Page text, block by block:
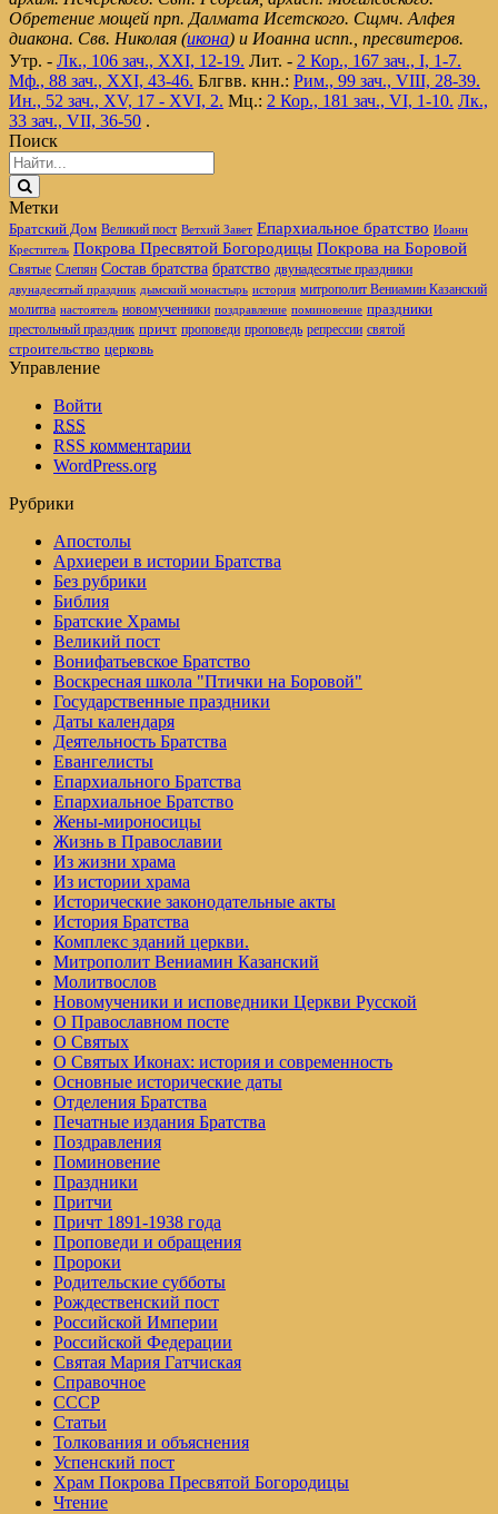
Обретение мощей прп. Далмата Исетского. Сщмч. Алфея
диакона. Свв. Николая (икона) и Иоанна испп., пресвитеров.
Утр. - Лк., 106 зач., XXI, 12-19. Лит. - 2 Кор., 167 зач., I, 1-7.
Мф., 88 зач., XXI, 43-46. Блгвв. кнн.: Рим., 99 зач., VIII, 28-39.
Ин., 52 зач., XV, 17 - XVI, 2. Мц.: 2 Кор., 181 зач., VI, 1-10. Лк.,
33 зач., VII, 36-50 .
Поиск
Метки
Братский Дом Великий пост Ветхий Завет Епархиальное братство Иоанн
Креститель Покрова Пресвятой Богородицы Покрова на Боровой
Святые Слепян Состав братства братство двунадесятые праздники
двунадесятый праздник дымский монастырь история митрополит Вениамин Казанский
молитва настоятель новомученники поздравление поминовение праздники
престольный праздник причт проповеди проповедь репрессии святой
строительство церковь
Управление
Войти
RSS
RSS комментарии
WordPress.org
Рубрики
Апостолы
Архиереи в истории Братства
Без рубрики
Библия
Братские Храмы
Великий пост
Вонифатьевское Братство
Воскресная школа "Птички на Боровой"
Государственные праздники
Даты календаря
Деятельность Братства
Евангелисты
Епархиального Братства
Епархиальное Братство
Жены-мироносицы
Жизнь в Православии
Из жизни храма
Из истории храма
Исторические законодательные акты
История Братства
Комплекс зданий церкви.
Митрополит Вениамин Казанский
Молитвослов
Но­во­му­че­ни­ки и ис­по­вед­ни­ки Церк­ви Рус­ской
О Православном посте
О Святых
О Святых Иконах: история и современность
Основные исторические даты
Отделения Братства
Печатные издания Братства
Поздравления
Поминовение
Праздники
Притчи
Причт 1891-1938 года
Проповеди и обращения
Пророки
Родительские субботы
Рождественский пост
Российской Империи
Российской Федерации
Святая Мария Гатчиская
Справочное
СССР
Статьи
Толкования и объяснения
Успенский пост
Храм Покрова Пресвятой Богородицы
Чтение